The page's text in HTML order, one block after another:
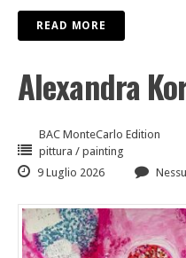
READ MORE
Alexandra
BAC MonteCarlo Edition
pittura / painting
9 Luglio 2026